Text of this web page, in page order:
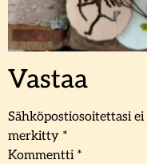
Vastaa
Sähköpostiosoitettasi ei
merkitty *
Kommentti *